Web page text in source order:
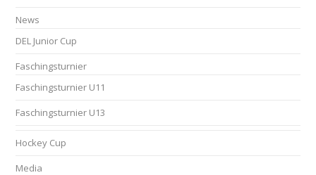
News
DEL Junior Cup
Faschingsturnier
Faschingsturnier U11
Faschingsturnier U13
Hockey Cup
Media